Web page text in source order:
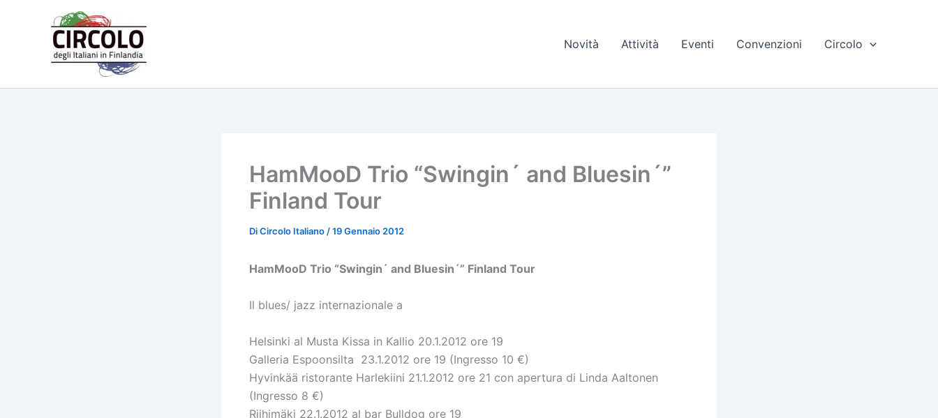
Novità Attività Eventi Convenzioni Circolo
HamMooD Trio “Swingin´ and Bluesin´”
Finland Tour
DiCircolo Italiano /19 Gennaio 2012
HamMooD Trio “Swingin´ and Bluesin´” Finland Tour
Il blues/ jazz internazionale a
Helsinki al Musta Kissa in Kallio 20.1.2012 ore 19
Galleria Espoonsilta 23.1.2012 ore 19 (Ingresso 10 €)
Hyvinkää ristorante Harlekiini 21.1.2012 ore 21 con apertura di Linda Aaltonen
(Ingresso 8 €)
Riihimäki 22.1.2012 al bar Bulldog ore 19